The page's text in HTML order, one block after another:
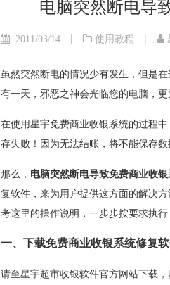
电脑突然断电导
2011/03/14 | 使用教程 |
虽然突然断电的情况少有发生，但是
有一天，邪恶之神会光临您的电脑，
在使用星宇免费商业收银系统的过程
存失败！因为无法结账，将不能保存
那么， 电脑突然断电导致免费商业收
复软件，来为用户提供这方面的解决
考这里的操作说明，一步步按要求执
一、下载免费商业收银系统修复
请至星宇超市收银软件官方网站下载，